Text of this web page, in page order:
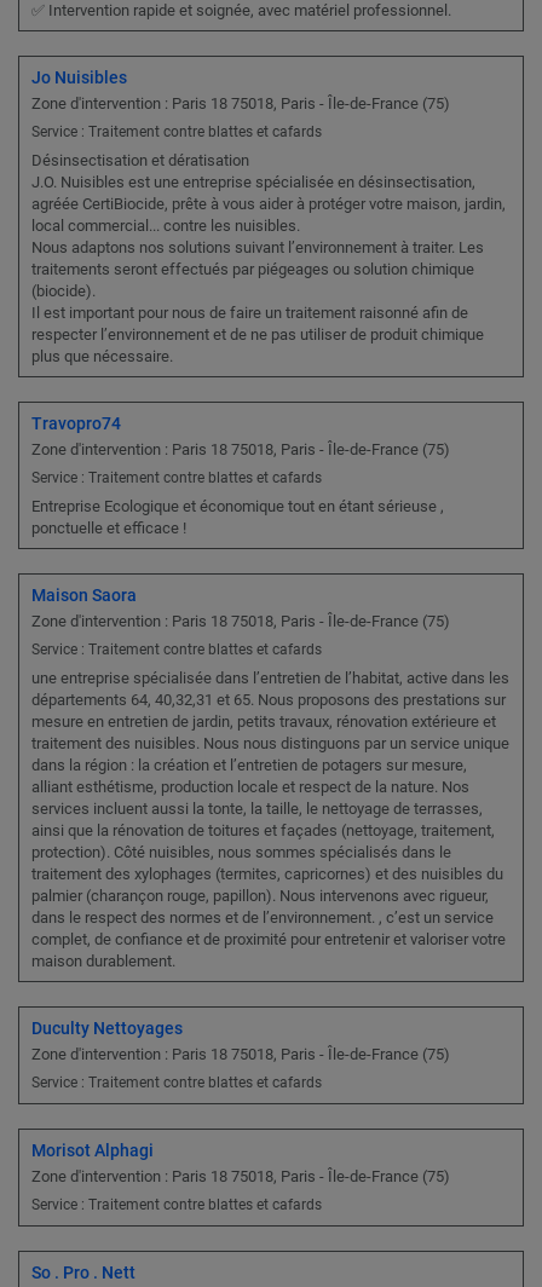
✅ Intervention rapide et soignée, avec matériel professionnel.
Jo Nuisibles
Zone d'intervention : Paris 18 75018, Paris - Île-de-France (75)
Service : Traitement contre blattes et cafards
Désinsectisation et dératisation
J.O. Nuisibles est une entreprise spécialisée en désinsectisation,
agréée CertiBiocide, prête à vous aider à protéger votre maison, jardin,
local commercial... contre les nuisibles.
Nous adaptons nos solutions suivant l’environnement à traiter. Les
traitements seront effectués par piégeages ou solution chimique
(biocide).
Il est important pour nous de faire un traitement raisonné afin de
respecter l’environnement et de ne pas utiliser de produit chimique
plus que nécessaire.
Travopro74
Zone d'intervention : Paris 18 75018, Paris - Île-de-France (75)
Service : Traitement contre blattes et cafards
Entreprise Ecologique et économique tout en étant sérieuse ,
ponctuelle et efficace !
Maison Saora
Zone d'intervention : Paris 18 75018, Paris - Île-de-France (75)
Service : Traitement contre blattes et cafards
une entreprise spécialisée dans l’entretien de l’habitat, active dans les
départements 64, 40,32,31 et 65. Nous proposons des prestations sur
mesure en entretien de jardin, petits travaux, rénovation extérieure et
traitement des nuisibles. Nous nous distinguons par un service unique
dans la région : la création et l’entretien de potagers sur mesure,
alliant esthétisme, production locale et respect de la nature. Nos
services incluent aussi la tonte, la taille, le nettoyage de terrasses,
ainsi que la rénovation de toitures et façades (nettoyage, traitement,
protection). Côté nuisibles, nous sommes spécialisés dans le
traitement des xylophages (termites, capricornes) et des nuisibles du
palmier (charançon rouge, papillon). Nous intervenons avec rigueur,
dans le respect des normes et de l’environnement. , c’est un service
complet, de confiance et de proximité pour entretenir et valoriser votre
maison durablement.
Duculty Nettoyages
Zone d'intervention : Paris 18 75018, Paris - Île-de-France (75)
Service : Traitement contre blattes et cafards
Morisot Alphagi
Zone d'intervention : Paris 18 75018, Paris - Île-de-France (75)
Service : Traitement contre blattes et cafards
So . Pro . Nett